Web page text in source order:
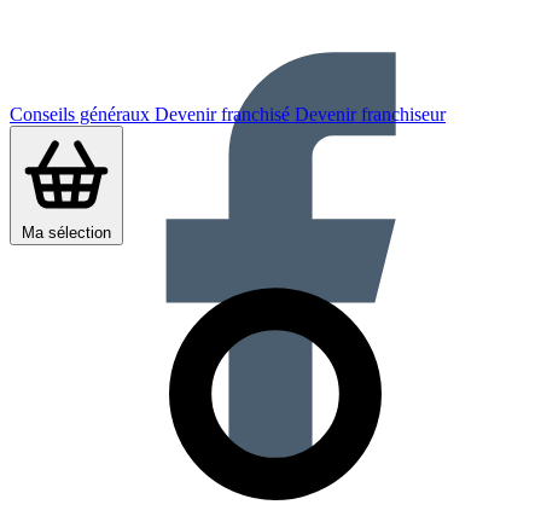
Conseils généraux Devenir franchisé Devenir franchiseur
Ma sélection